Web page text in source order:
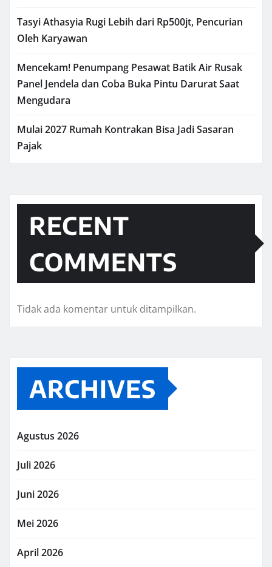
Tasyi Athasyia Rugi Lebih dari Rp500jt, Pencurian
Oleh Karyawan
Mencekam! Penumpang Pesawat Batik Air Rusak
Panel Jendela dan Coba Buka Pintu Darurat Saat
Mengudara
Mulai 2027 Rumah Kontrakan Bisa Jadi Sasaran
Pajak
RECENT
COMMENTS
Tidak ada komentar untuk ditampilkan.
ARCHIVES
Agustus 2026
Juli 2026
Juni 2026
Mei 2026
April 2026